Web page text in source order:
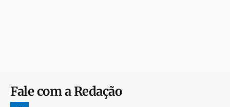
Fale com a Redação